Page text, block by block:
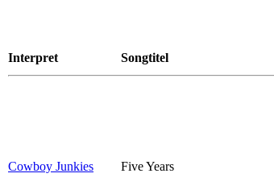
Interpret Songtitel
Cowboy Junkies Five Years